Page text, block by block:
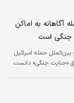
آگاهانه به اماکن
جنگی است
بین‌الملل حمله اسرائیل
«جنایت جنگی» دانست‌.